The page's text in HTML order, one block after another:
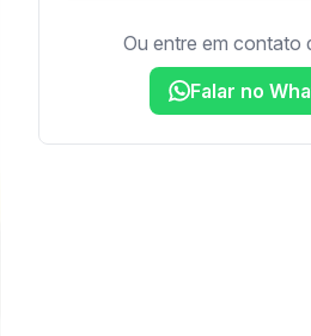
Ou entre em contato
Falar no